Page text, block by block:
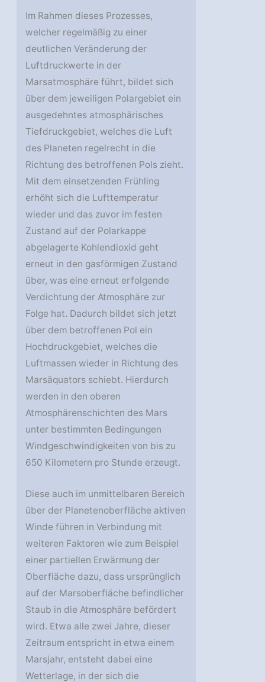
Im Rahmen dieses Prozesses,
welcher regelmäßig zu einer
deutlichen Veränderung der
Luftdruckwerte in der
Marsatmosphäre führt, bildet sich
über dem jeweiligen Polargebiet ein
ausgedehntes atmosphärisches
Tiefdruckgebiet, welches die Luft
des Planeten regelrecht in die
Richtung des betroffenen Pols zieht.
Mit dem einsetzenden Frühling
erhöht sich die Lufttemperatur
wieder und das zuvor im festen
Zustand auf der Polarkappe
abgelagerte Kohlendioxid geht
erneut in den gasförmigen Zustand
über, was eine erneut erfolgende
Verdichtung der Atmosphäre zur
Folge hat. Dadurch bildet sich jetzt
über dem betroffenen Pol ein
Hochdruckgebiet, welches die
Luftmassen wieder in Richtung des
Marsäquators schiebt. Hierdurch
werden in den oberen
Atmosphärenschichten des Mars
unter bestimmten Bedingungen
Windgeschwindigkeiten von bis zu
650 Kilometern pro Stunde erzeugt.
Diese auch im unmittelbaren Bereich
über der Planetenoberfläche aktiven
Winde führen in Verbindung mit
weiteren Faktoren wie zum Beispiel
einer partiellen Erwärmung der
Oberfläche dazu, dass ursprünglich
auf der Marsoberfläche befindlicher
Staub in die Atmosphäre befördert
wird. Etwa alle zwei Jahre, dieser
Zeitraum entspricht in etwa einem
Marsjahr, entsteht dabei eine
Wetterlage, in der sich die